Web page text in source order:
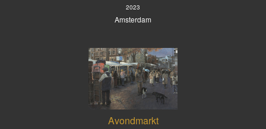
2023
Amsterdam
Avondmarkt